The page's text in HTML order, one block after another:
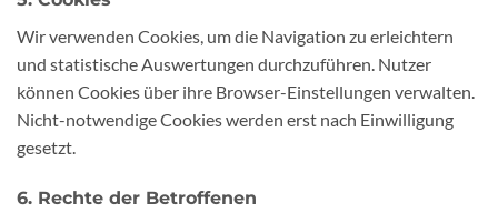
Wir verwenden Cookies, um die Navigation zu erleichtern
und statistische Auswertungen durchzuführen. Nutzer
können Cookies über ihre Browser-Einstellungen verwalten.
Nicht-notwendige Cookies werden erst nach Einwilligung
gesetzt.
6. Rechte der Betroffenen